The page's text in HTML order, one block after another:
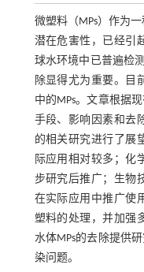
微塑料（MPs）作为
潜在危害性，已经引
球水环境中已普遍检
除显得尤为重要。目
中的MPs。文章根据
手段、影响因素和去
的相关研究进行了展
际应用相对较多；化
步研究后推广；生物
在实际应用中推广使
塑料的处理，并加强
水体MPs的去除提供
染问题。